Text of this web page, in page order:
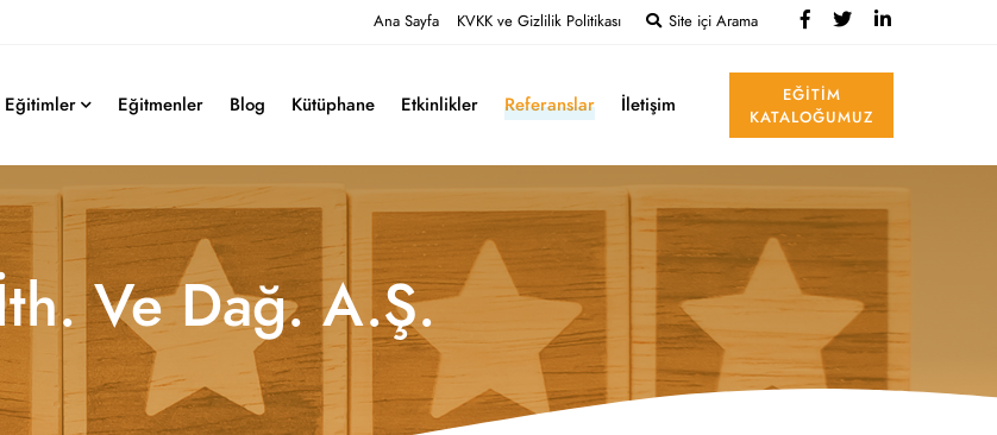
Ana Sayfa KVKK ve Gizlilik Politikası Site içi Arama
Eğitimler Eğitmenler Blog Kütüphane Etkinlikler Referanslar İletişim
EĞITIM
KATALOĞUMUZ
Ve Dağ. A.Ş.